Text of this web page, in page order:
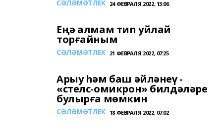
СӘЛӘМӘТЛЕК 24 ФЕВРАЛЯ 2022, 13:06
Еңә алмам тип уйлай
торғайным
СӘЛӘМӘТЛЕК 21 ФЕВРАЛЯ 2022, 07:25
Арыу һәм баш әйләнеү -
«стелс-омикрон» билдәләре
булырға мөмкин
СӘЛӘМӘТЛЕК 18 ФЕВРАЛЯ 2022, 07:02